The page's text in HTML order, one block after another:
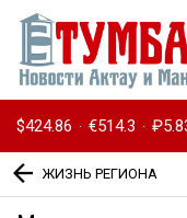
$424.86 · €514.3 ·
ЖИЗНЬ РЕГИОНА